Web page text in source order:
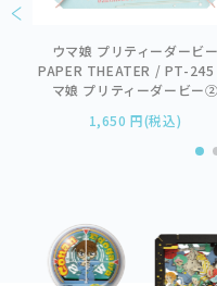
ウマ娘 プリティーダービー
PAPER THEATER / PT-245
マ娘 プリティーダービー②
1,650 円(税込)